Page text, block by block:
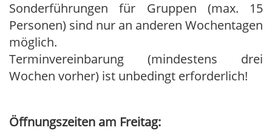
Sonderführungen für Gruppen (max. 15
Personen) sind nur an anderen Wochentagen
möglich.
Terminvereinbarung (mindestens drei
Wochen vorher) ist unbedingt erforderlich!
Öffnungszeiten am Freitag: